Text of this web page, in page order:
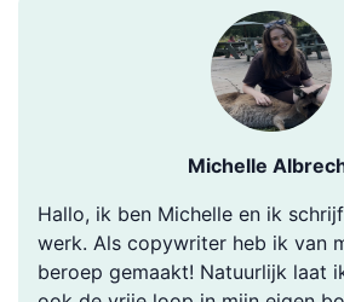
Michelle
Hallo, ik ben Michelle en ik
werk. Als copywriter heb ik van
beroep gemaakt! Natuurlijk laat